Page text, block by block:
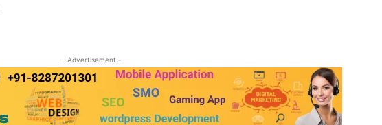
- Advertisement -